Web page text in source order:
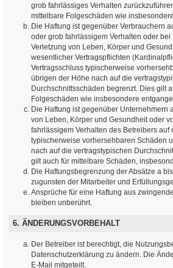
grob fahrlässiges Verhalten
mittelbare Folgeschäden wie
Die Haftung ist gegenüber Verbrauchern
oder grob fahrlässigem Verhalten oder
Verletzung von Leben, Körper und
wesentlicher Vertragspflichten
Vertragsschluss typischerweise
übrigen der Höhe nach auf die
Durchschnittsschäden begrenzt. Dies gilt
Folgeschäden wie insbesondere
Die Haftung ist gegenüber Unternehmern
von Leben, Körper und Gesundheit oder
fahrlässigem Verhalten des Betreibers auf
typischerweise vorhersehbaren Schäden
nach auf die vertragstypischen
gilt auch für mittelbare Schäden,
Die Haftungsbegrenzung der Absätze a
zugunsten der Mitarbeiter und
Ansprüche für eine Haftung aus
bleiben unberührt.
6. ÄNDERUNGSVORBEHALT
Der Betreiber ist berechtigt, die
Datenschutzerklärung zu ändern. Die
E-Mail mitgeteilt.